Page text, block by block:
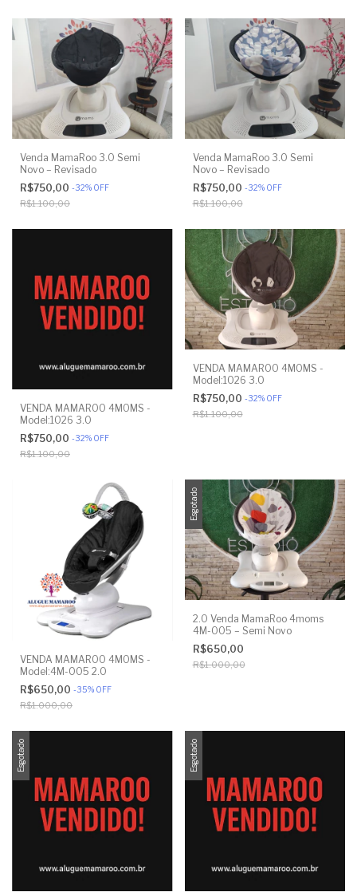
Venda MamaRoo 3.0 Semi
Novo – Revisado
R$750,00 -32% OFF
R$1.100,00
Venda MamaRoo 3.0 Semi
Novo – Revisado
R$750,00 -32% OFF
R$1.100,00
VENDA MAMAROO 4MOMS -
Model:1026 3.0
R$750,00 -32% OFF
R$1.100,00
VENDA MAMAROO 4MOMS -
Model:1026 3.0
R$750,00 -32% OFF
R$1.100,00
VENDA MAMAROO 4MOMS -
Model:4M-005 2.0
R$650,00 -35% OFF
R$1.000,00
Esgotado
2.0 Venda MamaRoo 4moms
4M-005 – Semi Novo
R$650,00
R$1.000,00
Esgotado Esgotado